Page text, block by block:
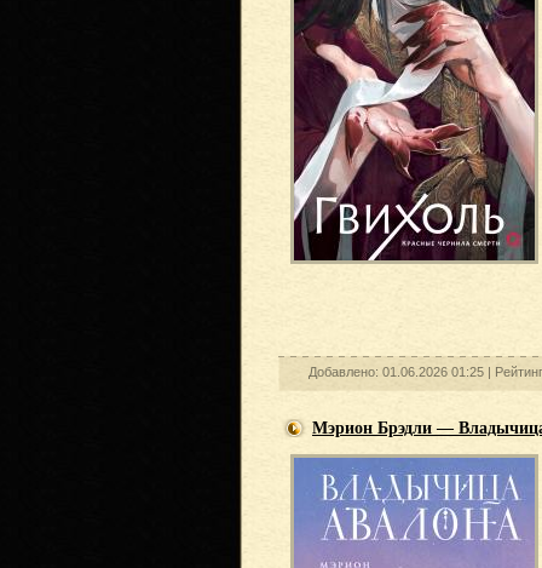
Добавлено: 01.06.2026 01:25 |
Мэрион Брэдли —